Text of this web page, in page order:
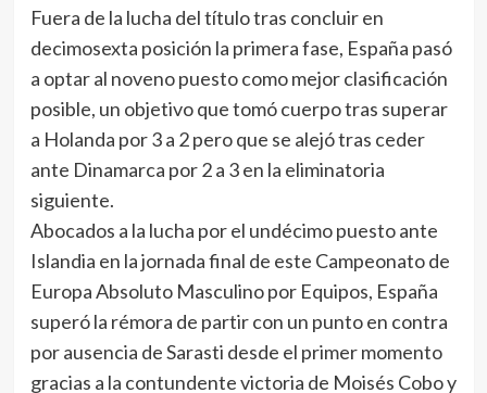
Fuera de la lucha del título tras concluir en
decimosexta posición la primera fase, España pasó
a optar al noveno puesto como mejor clasificación
posible, un objetivo que tomó cuerpo tras superar
a Holanda por 3 a 2 pero que se alejó tras ceder
ante Dinamarca por 2 a 3 en la eliminatoria
siguiente.
Abocados a la lucha por el undécimo puesto ante
Islandia en la jornada final de este Campeonato de
Europa Absoluto Masculino por Equipos, España
superó la rémora de partir con un punto en contra
por ausencia de Sarasti desde el primer momento
gracias a la contundente victoria de Moisés Cobo y